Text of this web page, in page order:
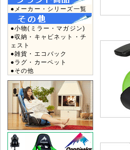
●メーカー・シリーズ一覧
●小物(ミラー・マガジン)
●収納・キャビネット・チ
ェスト
●雑貨・エコバック
●ラグ・カーペット
●その他